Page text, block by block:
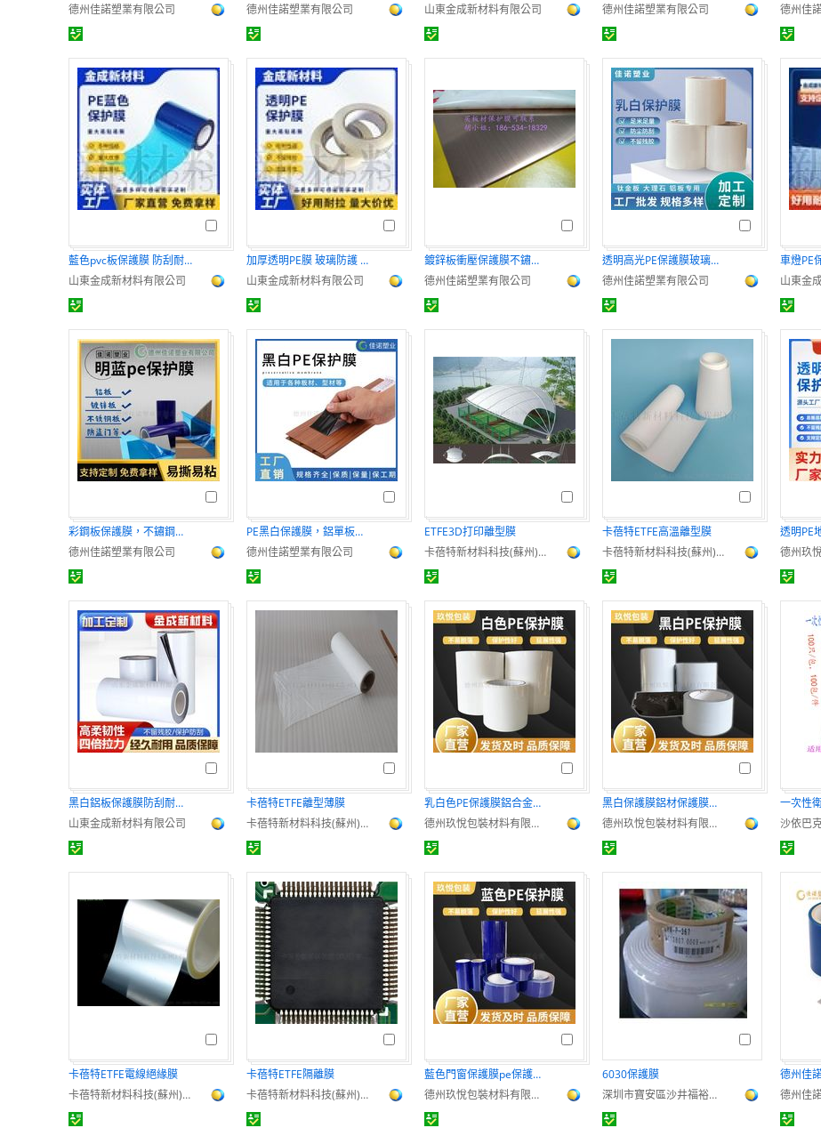
德州佳諾塑業有限公司
德州佳諾塑業有限公司
山東金成新材料有限公司
德州佳諾塑業有限公司
德州佳
藍色pvc板保護膜 防刮耐磨易揭去
山東金成新材料有限公司
加厚透明PE膜 玻璃防護 耐磨抗刮
山東金成新材料有限公司
鍍鋅板衝壓保護膜不鏽鋼板保護塑鋼板太陽能電池板保護
德州佳諾塑業有限公司
透明高光PE保護膜玻璃家具防火板塑鋼型材美觀實用
德州佳諾塑業有限公司
山東金
彩鋼板保護膜，不鏽鋼板保護膜 地毯保護膜
德州佳諾塑業有限公司
PE黑白保護膜，鋁單板保護膜 塑鋼型材保護膜
德州佳諾塑業有限公司
ETFE3D打印離型膜
卡蓓特新材料科技(蘇州)有限公司
卡蓓特ETFE高溫離型膜
卡蓓特新材料科技(蘇州)有限公司
黑白鋁板保護膜防刮耐磨高粘不掉膠
山東金成新材料有限公司
卡蓓特ETFE離型薄膜
卡蓓特新材料科技(蘇州)有限公司
乳白色PE保護膜鋁合金門窗保護膜
德州玖悅包裝材料有限公司
黑白保護膜鋁材保護膜不鏽鋼保護膜鋁合金門pe保護膜
德州玖悅包裝材料有限公司
一次性
卡蓓特ETFE電線絕緣膜
卡蓓特新材料科技(蘇州)有限公司
卡蓓特ETFE隔離膜
卡蓓特新材料科技(蘇州)有限公司
藍色門窗保護膜pe保護膜保護家具家電PE保護膜
德州玖悅包裝材料有限公司
6030保護膜
深圳市寶安區沙井福裕昌電子材料行
德州佳